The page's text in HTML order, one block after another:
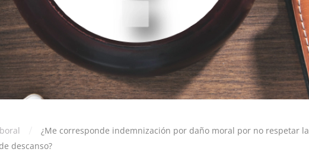
¿Me corresponde indemnización por daño moral por no respetar la
descanso?